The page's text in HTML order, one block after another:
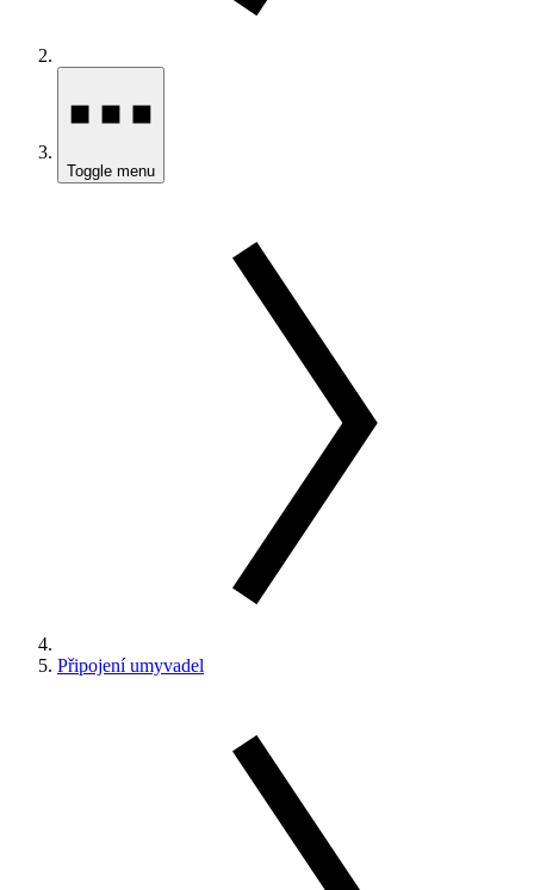
Toggle menu
Připojení umyvadel